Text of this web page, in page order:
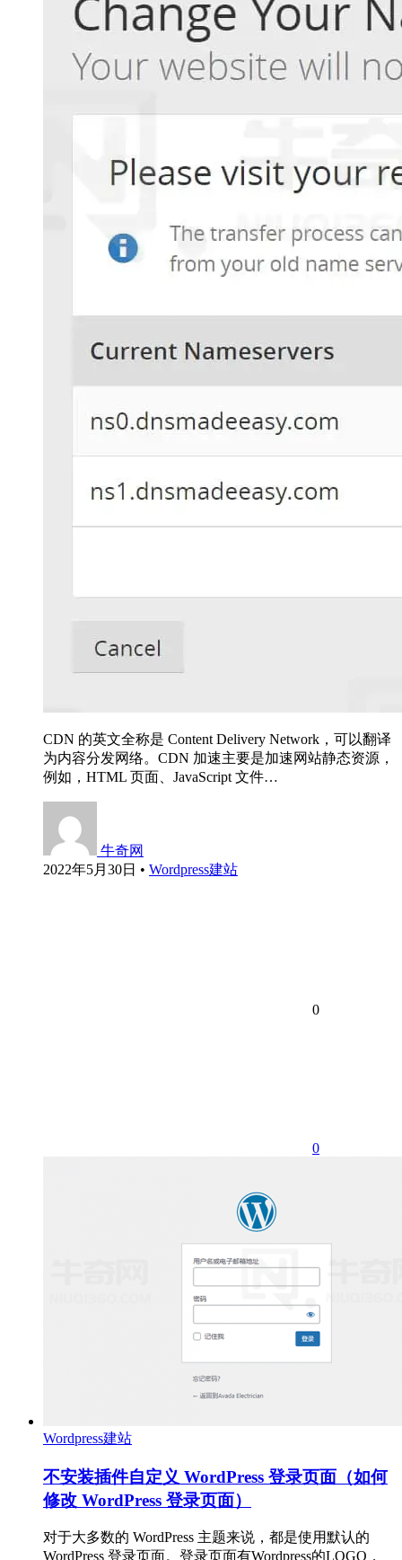
CDN 的英文全称是 Content Delivery Network，可以翻译
为内容分发网络。CDN 加速主要是加速网站静态资源，
例如，HTML 页面、JavaScript 文件…
牛奇网
2022年5月30日 • Wordpress建站
0
0
Wordpress建站
不安装插件自定义 WordPress 登录页面（如何
修改 WordPress 登录页面）
对于大多数的 WordPress 主题来说，都是使用默认的
WordPress 登录页面。登录页面有Wordpress的LOGO，